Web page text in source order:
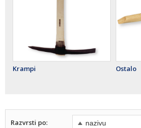
Krampi Ostalo
Razvrsti po: